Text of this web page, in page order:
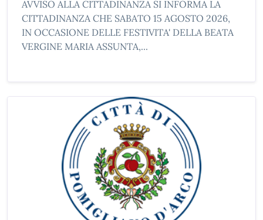
AVVISO ALLA CITTADINANZA SI INFORMA LA
CITTADINANZA CHE SABATO 15 AGOSTO 2026,
IN OCCASIONE DELLE FESTIVITA' DELLA BEATA
VERGINE MARIA ASSUNTA,...